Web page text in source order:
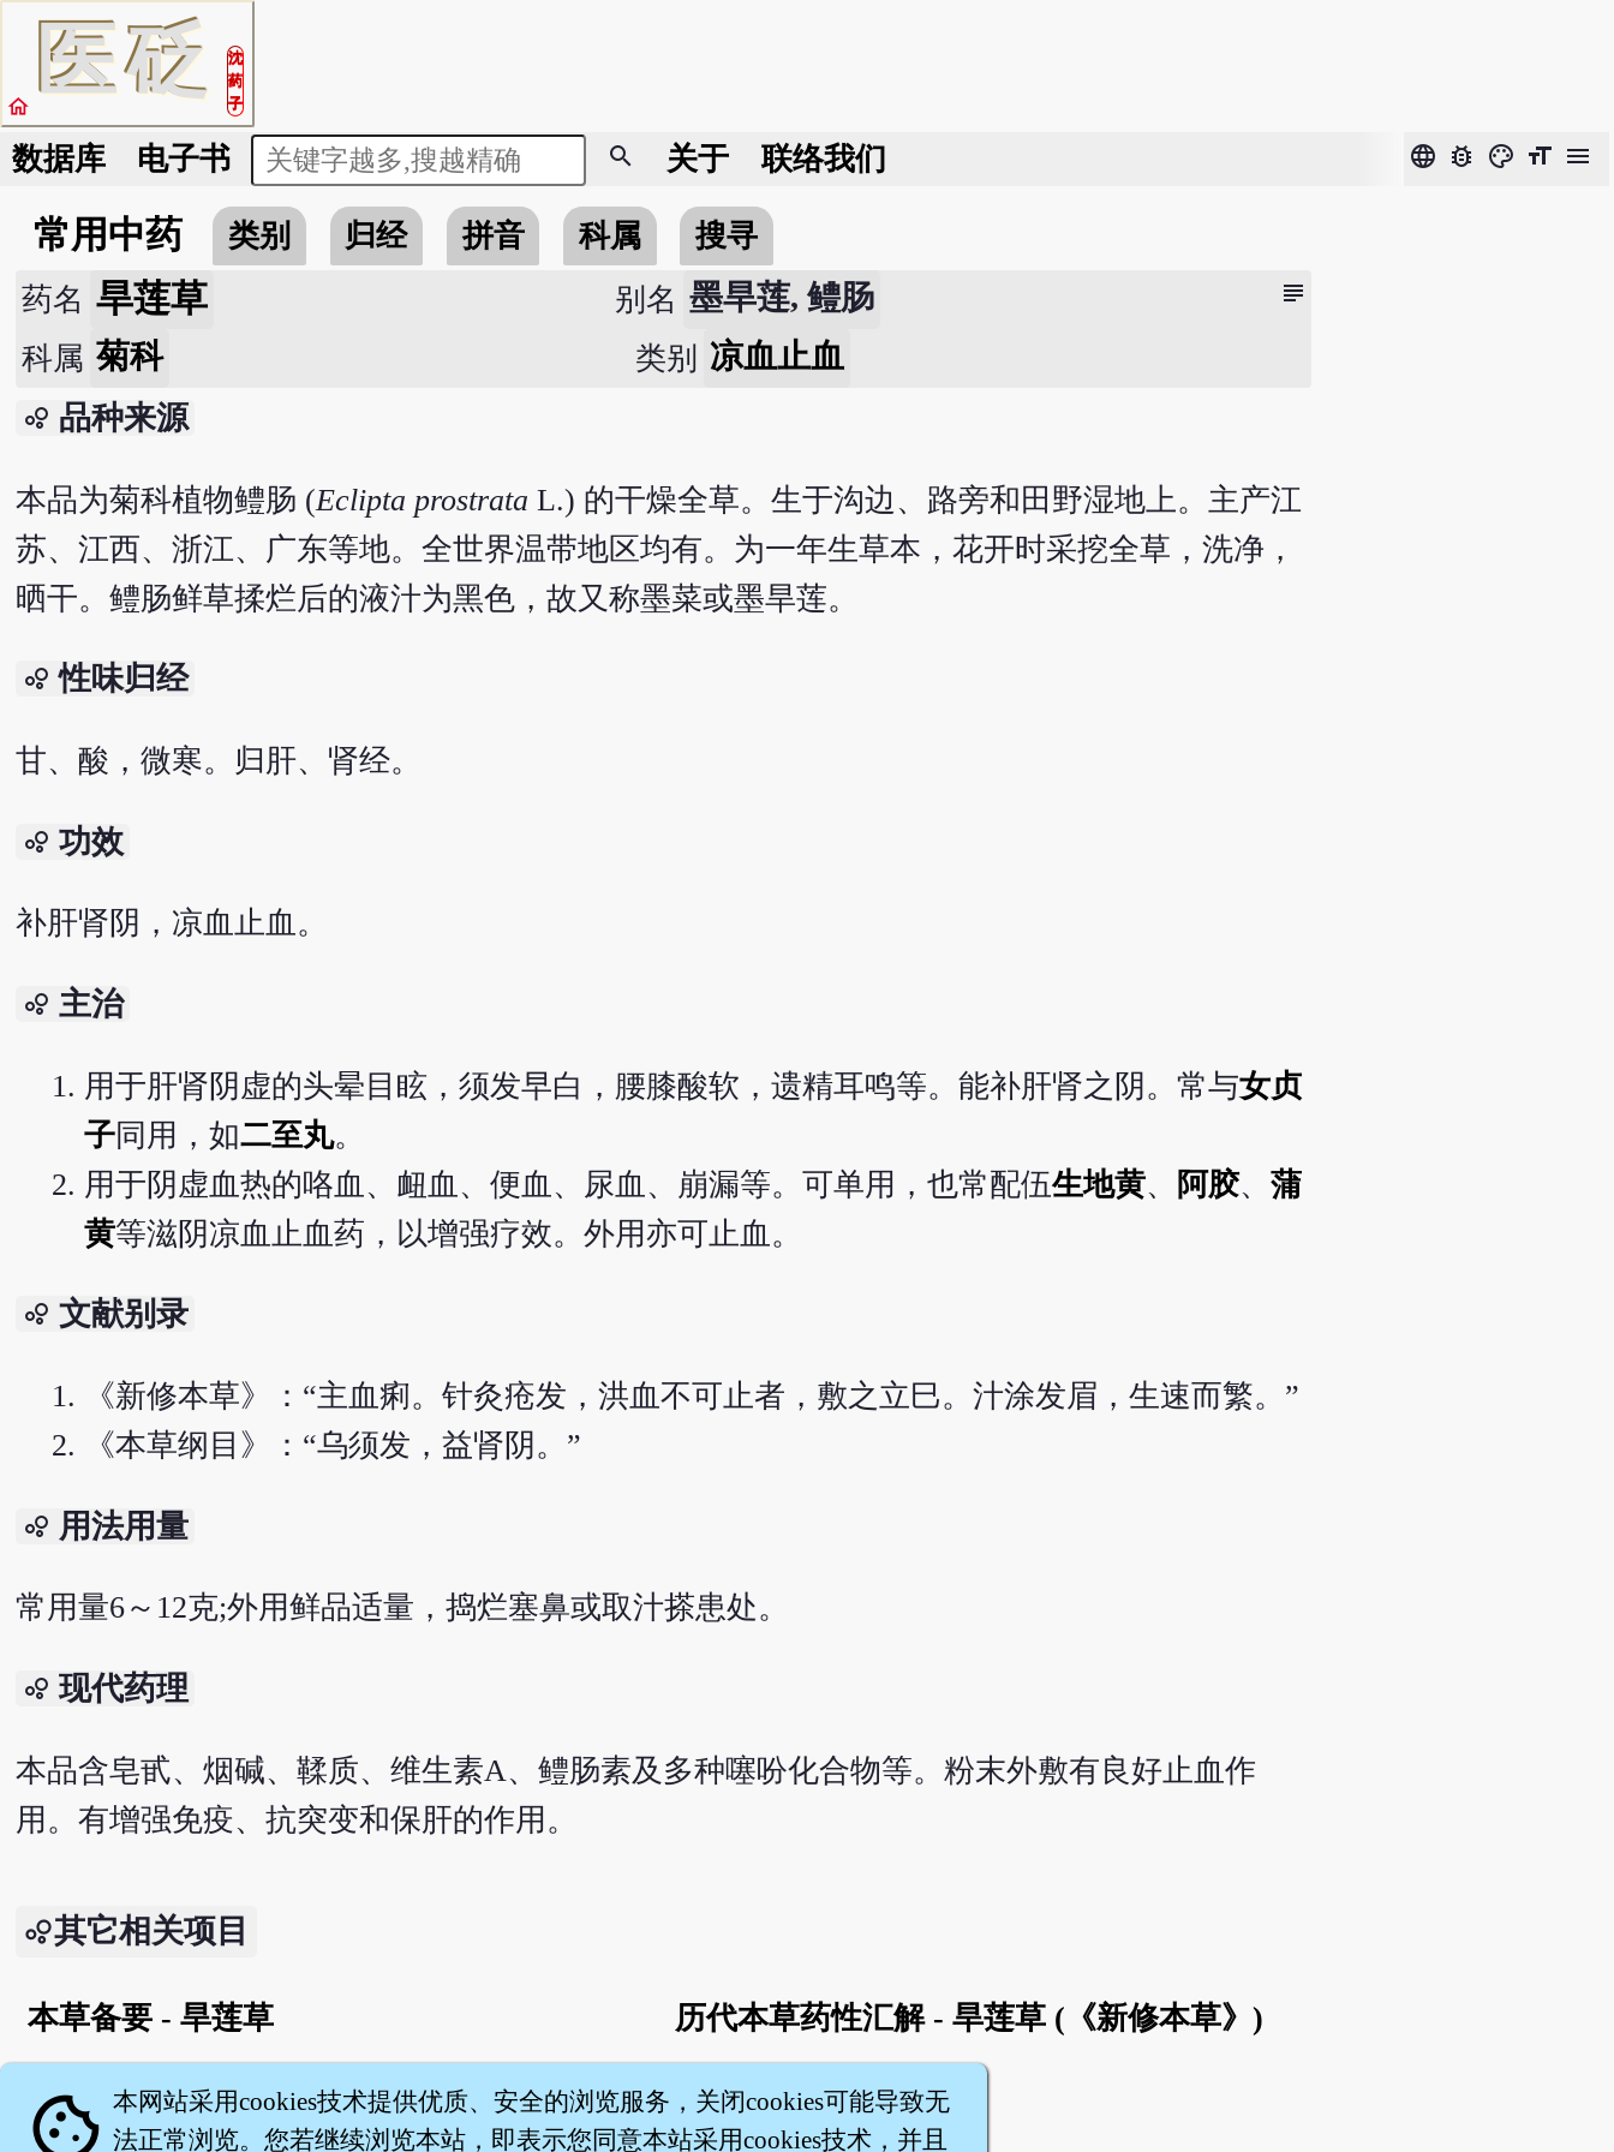
医砭
沈
药
子
home
数据库 电子书 search 关于 联络我们 language bug_report color_lens format_size menu
常用中药 类别 归经 拼音 科属 搜寻
subject
药名 旱莲草 别名 墨旱莲, 鳢肠
科属 菊科 类别 凉血止血
bubble_chart 品种来源
本品为菊科植物鳢肠 (Eclipta prostrata L.) 的干燥全草。生于沟边、路旁和田野湿地上。主产江
苏、江西、浙江、广东等地。全世界温带地区均有。为一年生草本，花开时采挖全草，洗净，
晒干。鳢肠鲜草揉烂后的液汁为黑色，故又称墨菜或墨旱莲。
bubble_chart 性味归经
甘、酸，微寒。归肝、肾经。
bubble_chart 功效
补肝肾阴，凉血止血。
bubble_chart 主治
用于肝肾阴虚的头晕目眩，须发早白，腰膝酸软，遗精耳鸣等。能补肝肾之阴。常与女贞
子同用，如二至丸。
用于阴虚血热的咯血、衄血、便血、尿血、崩漏等。可单用，也常配伍生地黄、 阿胶、 蒲
黄等滋阴凉血止血药，以增强疗效。外用亦可止血。
bubble_chart 文献别录
《新修本草》：“主血痢。针灸疮发，洪血不可止者，敷之立巳。汁涂发眉，生速而繁。”
《本草纲目》：“乌须发，益肾阴。”
bubble_chart 用法用量
常用量6～12克;外用鲜品适量，捣烂塞鼻或取汁搽患处。
bubble_chart 现代药理
本品含皂甙、烟碱、鞣质、维生素A、鳢肠素及多种噻吩化合物等。粉末外敷有良好止血作
用。有增强免疫、抗突变和保肝的作用。
其它相关项目
本草备要 - 旱莲草 历代本草药性汇解 - 旱莲草 (《新修本草》)
English version
cookie 本网站采用cookies技术提供优质、安全的浏览服务，关闭cookies可能导致无
法正常浏览。您若继续浏览本站，即表示您同意本站采用cookies技术，并且